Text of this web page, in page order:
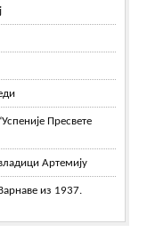
Пресвете
Артемију
из 1937.